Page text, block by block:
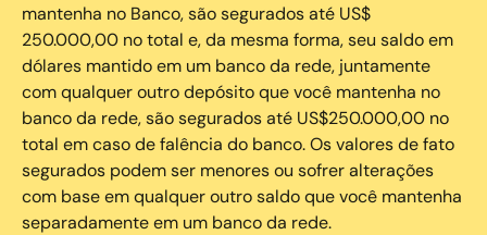
mantenha no Banco, são segurados até US$
250.000,00 no total e, da mesma forma, seu saldo em
dólares mantido em um banco da rede, juntamente
com qualquer outro depósito que você mantenha no
banco da rede, são segurados até US$250.000,00 no
total em caso de falência do banco. Os valores de fato
segurados podem ser menores ou sofrer alterações
com base em qualquer outro saldo que você mantenha
separadamente em um banco da rede.